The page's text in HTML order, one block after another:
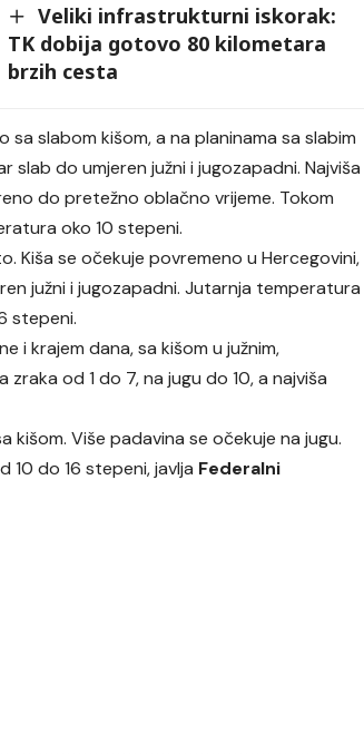
Veliki infrastrukturni iskorak:
TK dobija gotovo 80 kilometara
brzih cesta
slabom kišom, a na planinama sa slabim
do umjeren južni i jugozapadni. Najviša
do pretežno oblačno vrijeme. Tokom
oko 10 stepeni.
Kiša se očekuje povremeno u Hercegovini,
južni i jugozapadni. Jutarnja temperatura
stepeni.
i krajem dana, sa kišom u južnim,
od 1 do 7, na jugu do 10, a najviša
Više padavina se očekuje na jugu.
10 do 16 stepeni, javlja Federalni